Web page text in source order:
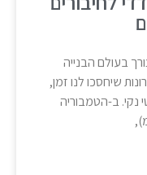
בעולם הבנייה
שיחסכו לנו זמן,
נקי. ב-הטמבוריה